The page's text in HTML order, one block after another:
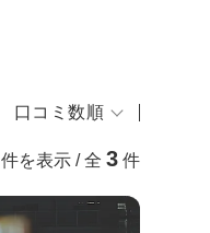
口コミ数順
件を表示 / 全 3 件